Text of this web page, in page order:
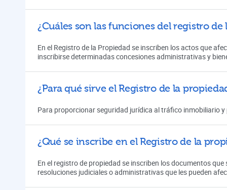
¿Cuáles son las funciones del registro
En el Registro de la Propiedad se inscriben los actos que
inscribirse determinadas concesiones administrativas y
¿Para qué sirve el Registro de la
Para proporcionar seguridad jurídica al tráfico inmobiliario
¿Qué se inscribe en el Registro de la
En el registro de propiedad se inscriben los documentos
resoluciones judiciales o administrativas que les pueden